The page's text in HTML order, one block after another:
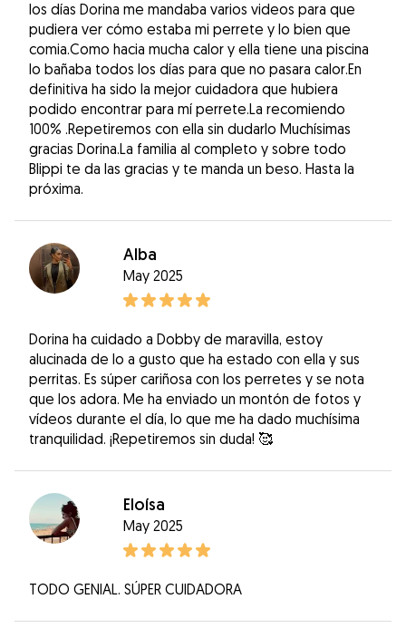
los días Dorina me mandaba varios videos para que
pudiera ver cómo estaba mi perrete y lo bien que
comia.Como hacia mucha calor y ella tiene una piscina
lo bañaba todos los días para que no pasara calor.En
definitiva ha sido la mejor cuidadora que hubiera
podido encontrar para mí perrete.La recomiendo
100% .Repetiremos con ella sin dudarlo Muchísimas
gracias Dorina.La familia al completo y sobre todo
Blippi te da las gracias y te manda un beso. Hasta la
próxima.
Alba
May 2025
Dorina ha cuidado a Dobby de maravilla, estoy
alucinada de lo a gusto que ha estado con ella y sus
perritas. Es súper cariñosa con los perretes y se nota
que los adora. Me ha enviado un montón de fotos y
vídeos durante el día, lo que me ha dado muchísima
tranquilidad. ¡Repetiremos sin duda! 🥰
Eloísa
May 2025
TODO GENIAL. SÚPER CUIDADORA